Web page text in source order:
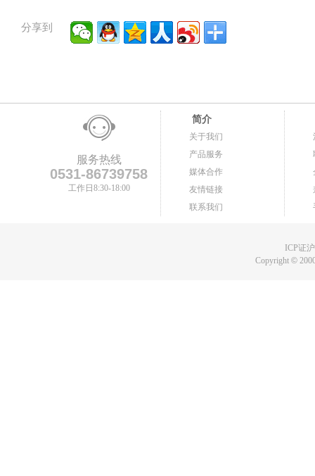
分享到
服务热线
0531-86739758
工作日8:30-18:00
简介
关于我们
产品服务
媒体合作
友情链接
联系我们
ICP证
Copyright©